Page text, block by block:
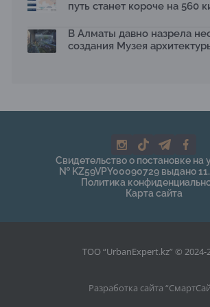
путь станет короче на 560
В Алматы давно назрела
создания Музея
Свидетельство о постановке на
№ KZ59VPY00090729 выдано
Политика
Карта сайта
ТОО “UrbanExpert.kz” © 2024-
Разработка сайта “